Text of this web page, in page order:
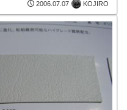
2006.07.07 KOJIRO